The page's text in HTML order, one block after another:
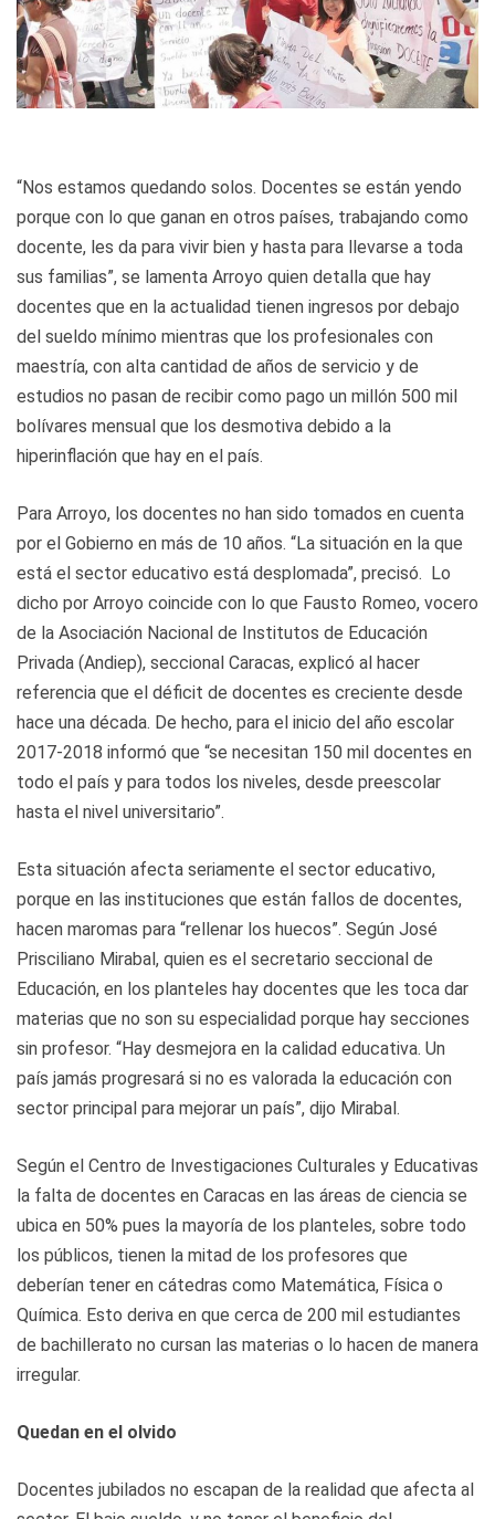
“Nos estamos quedando solos. Docentes se están yendo
porque con lo que ganan en otros países, trabajando como
docente, les da para vivir bien y hasta para llevarse a toda
sus familias”, se lamenta Arroyo quien detalla que hay
docentes que en la actualidad tienen ingresos por debajo
del sueldo mínimo mientras que los profesionales con
maestría, con alta cantidad de años de servicio y de
estudios no pasan de recibir como pago un millón 500 mil
bolívares mensual que los desmotiva debido a la
hiperinflación que hay en el país.
Para Arroyo, los docentes no han sido tomados en cuenta
por el Gobierno en más de 10 años. “La situación en la que
está el sector educativo está desplomada”, precisó. Lo
dicho por Arroyo coincide con lo que Fausto Romeo, vocero
de la Asociación Nacional de Institutos de Educación
Privada (Andiep), seccional Caracas, explicó al hacer
referencia que el déficit de docentes es creciente desde
hace una década. De hecho, para el inicio del año escolar
2017-2018 informó que “se necesitan 150 mil docentes en
todo el país y para todos los niveles, desde preescolar
hasta el nivel universitario”.
Esta situación afecta seriamente el sector educativo,
porque en las instituciones que están fallos de docentes,
hacen maromas para “rellenar los huecos”. Según José
Prisciliano Mirabal, quien es el secretario seccional de
Educación, en los planteles hay docentes que les toca dar
materias que no son su especialidad porque hay secciones
sin profesor. “Hay desmejora en la calidad educativa. Un
país jamás progresará si no es valorada la educación con
sector principal para mejorar un país”, dijo Mirabal.
Según el Centro de Investigaciones Culturales y Educativas
la falta de docentes en Caracas en las áreas de ciencia se
ubica en 50% pues la mayoría de los planteles, sobre todo
los públicos, tienen la mitad de los profesores que
deberían tener en cátedras como Matemática, Física o
Química. Esto deriva en que cerca de 200 mil estudiantes
de bachillerato no cursan las materias o lo hacen de manera
irregular.
Quedan en el olvido
Docentes jubilados no escapan de la realidad que afecta al